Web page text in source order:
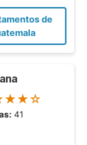
de
41